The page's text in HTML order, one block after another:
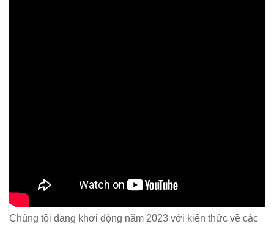
Chúng tôi đang khởi động năm 2023 với kiến thức về các